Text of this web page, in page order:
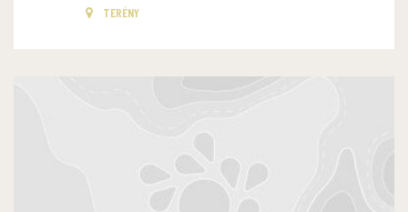
TERÉNY